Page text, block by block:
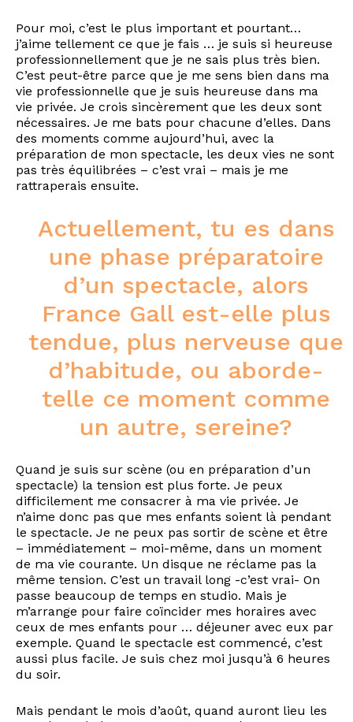
Pour moi, c’est le plus important et pourtant…
j’aime tellement ce que je fais … je suis si heureuse
professionnellement que je ne sais plus très bien.
C’est peut-être parce que je me sens bien dans ma
vie professionnelle que je suis heureuse dans ma
vie privée. Je crois sincèrement que les deux sont
nécessaires. Je me bats pour chacune d’elles. Dans
des moments comme aujourd’hui, avec la
préparation de mon spectacle, les deux vies ne sont
pas très équilibrées – c’est vrai – mais je me
rattraperais ensuite.
Actuellement, tu es dans
une phase préparatoire
d’un spectacle, alors
France Gall est-elle plus
tendue, plus nerveuse que
d’habitude, ou aborde-
telle ce moment comme
un autre, sereine?
Quand je suis sur scène (ou en préparation d’un
spectacle) la tension est plus forte. Je peux
difficilement me consacrer à ma vie privée. Je
n’aime donc pas que mes enfants soient là pendant
le spectacle. Je ne peux pas sortir de scène et être
– immédiatement – moi-même, dans un moment
de ma vie courante. Un disque ne réclame pas la
même tension. C’est un travail long -c’est vrai- On
passe beaucoup de temps en studio. Mais je
m’arrange pour faire coïncider mes horaires avec
ceux de mes enfants pour … déjeuner avec eux par
exemple. Quand le spectacle est commencé, c’est
aussi plus facile. Je suis chez moi jusqu’à 6 heures
du soir.
Mais pendant le mois d’août, quand auront lieu les